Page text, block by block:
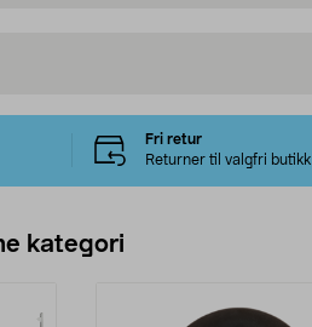
Fri retur
Returner til valgfri butikk
kategori